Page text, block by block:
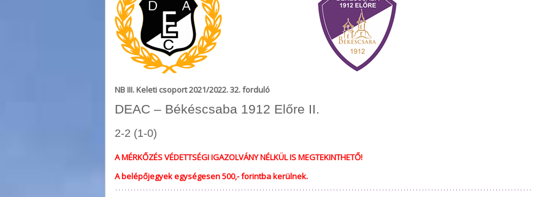
NB III. Keleti csoport 2021/2022. 32. forduló
DEAC – Békéscsaba 1912 Előre II.
2-2 (1-0)
A MÉRKŐZÉS VÉDETTSÉGI IGAZOLVÁNY NÉLKÜL IS MEGTEKINTHETŐ!
A belépőjegyek egységesen 500,- forintba kerülnek.